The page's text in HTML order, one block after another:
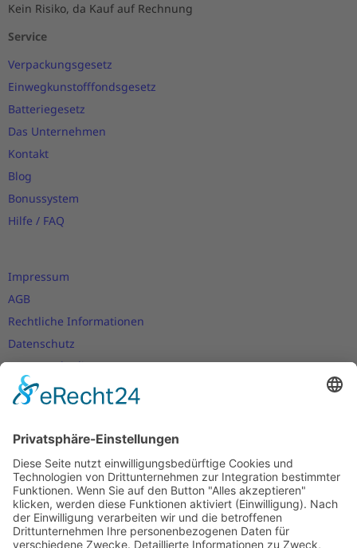
Kein Risiko, da Kauf auf Rechnung
Service
Verpackungsgesetz
Einwegkunstofffondsgesetz
Batteriegesetz
Das Unternehmen
Kontakt
Blog
Bonussystem
Hilfe / FAQ
Impressum
AGB
Rechtliche Informationen
Datenschutz
Nutzungsbedingungen
Versand- und Zahlungsbedingungen
Cookie-Einstellungen
Newsletter
Verpassen Sie keine Neuigkeiten,
Angebote und Gutscheine!